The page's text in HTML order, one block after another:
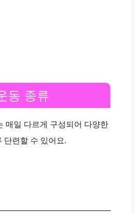
동 종류
매일 다르게 구성되어 다양한
단련할 수 있어요.